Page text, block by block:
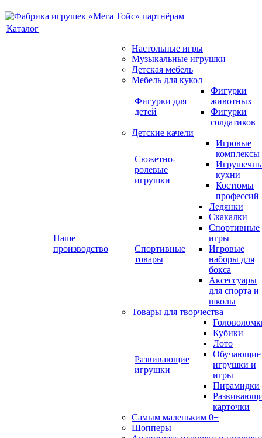
Каталог
Наше
производство
Настольные игры
Музыкальные игрушки
Детская мебель
Мебель для кукол
Фигурки для
детей
Фигурки
животных
Фигурки
солдатиков
Детские качели
Сюжетно-
ролевые
игрушки
Игровые
комплексы
кухни
Костюмы
профессий
Спортивные
товары
Ледянки
Скакалки
Спортивные
игры
Игровые
наборы для
бокса
Аксессуары
для спорта и
школы
Товары для творчества
Развивающие
игрушки
Кубики
Лото
Обучающие
игрушки и
игры
Пирамидки
карточки
Самым маленьким 0+
Шопперы